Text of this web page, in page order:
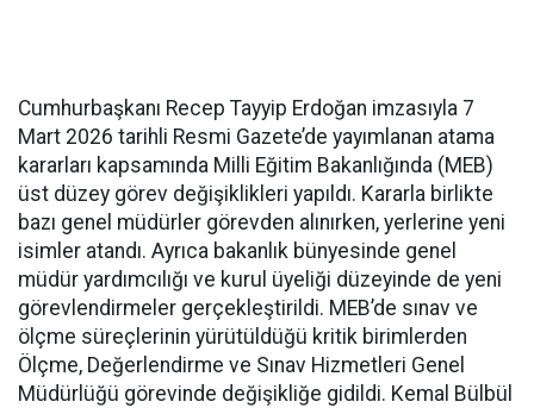
Cumhurbaşkanı Recep Tayyip Erdoğan imzasıyla 7
Mart 2026 tarihli Resmi Gazete’de yayımlanan atama
kararları kapsamında Milli Eğitim Bakanlığında (MEB)
üst düzey görev değişiklikleri yapıldı. Kararla birlikte
bazı genel müdürler görevden alınırken, yerlerine yeni
isimler atandı. Ayrıca bakanlık bünyesinde genel
müdür yardımcılığı ve kurul üyeliği düzeyinde de yeni
görevlendirmeler gerçekleştirildi. MEB’de sınav ve
ölçme süreçlerinin yürütüldüğü kritik birimlerden
Ölçme, Değerlendirme ve Sınav Hizmetleri Genel
Müdürlüğü görevinde değişikliğe gidildi. Kemal Bülbül